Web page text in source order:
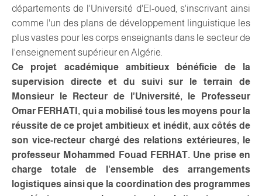
départements de l'Université d'El-oued, s'inscrivant ainsi
comme l'un des plans de développement linguistique les
plus vastes pour les corps enseignants dans le secteur de
l'enseignement supérieur en Algérie.
Ce projet académique ambitieux bénéficie de la
supervision directe et du suivi sur le terrain de
Monsieur le Recteur de l'Université, le Professeur
Omar FERHATI, qui a mobilisé tous les moyens pour la
réussite de ce projet ambitieux et inédit, aux côtés de
son vice-recteur chargé des relations extérieures, le
professeur Mohammed Fouad FERHAT. Une prise en
charge totale de l'ensemble des arrangements
logistiques ainsi que la coordination des programmes